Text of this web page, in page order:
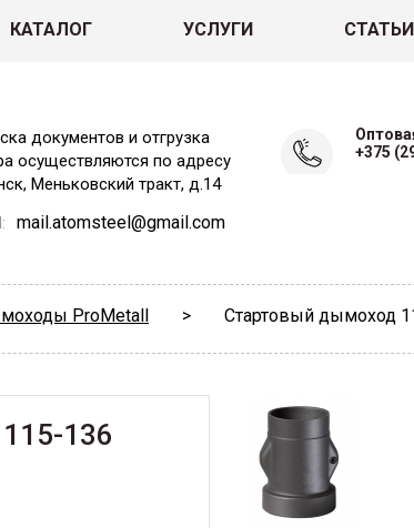
КАТАЛОГ УСЛУГИ СТАТЬИ
документов и отгрузка
осуществляются по адресу
Меньковский тракт, д.14
mail.atomsteel@gmail.com
+375
ProMetall > Стартовый дымоход
136